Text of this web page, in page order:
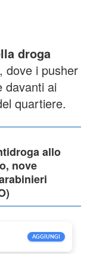
droga
, dove i pusher
davanti ai
quartiere.
allo
nove
AGGIUNGI